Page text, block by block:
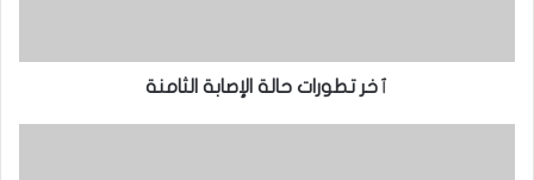
ٱخر تطورات حالة الإصابة الثامنة